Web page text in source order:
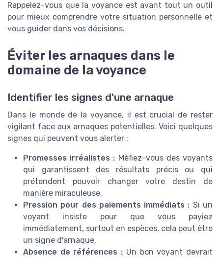
Rappelez-vous que la voyance est avant tout un outil
pour mieux comprendre votre situation personnelle et
vous guider dans vos décisions.
Éviter les arnaques dans le
domaine de la voyance
Identifier les signes d'une arnaque
Dans le monde de la voyance, il est crucial de rester
vigilant face aux arnaques potentielles. Voici quelques
signes qui peuvent vous alerter :
Promesses irréalistes : Méfiez-vous des voyants
qui garantissent des résultats précis ou qui
prétendent pouvoir changer votre destin de
manière miraculeuse.
Pression pour des paiements immédiats : Si un
voyant insiste pour que vous payiez
immédiatement, surtout en espèces, cela peut être
un signe d'arnaque.
Absence de références : Un bon voyant devrait